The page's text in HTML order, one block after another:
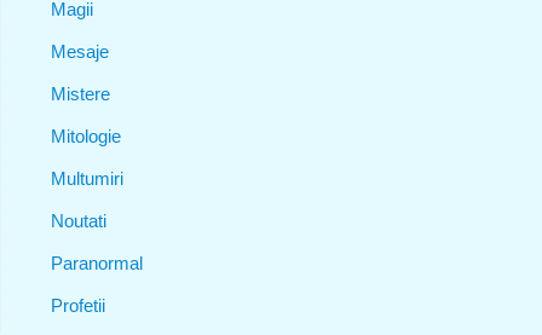
Magii
Mesaje
Mistere
Mitologie
Multumiri
Noutati
Paranormal
Profetii